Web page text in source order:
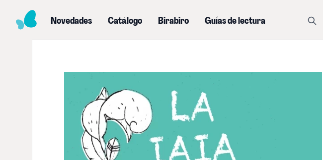
Novedades Catálogo Birabiro Guías de lectura